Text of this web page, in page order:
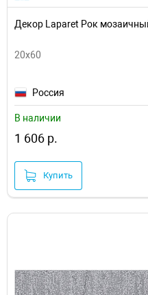
Декор Laparet Рок
20x60
Россия
В наличии
1 606 р.
Купить